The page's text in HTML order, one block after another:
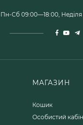
Пн-Сб 09:00—18:00, Неділя
МАГАЗИН
Кошик
Особистий